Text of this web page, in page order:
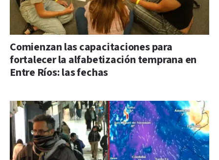
Comienzan las capacitaciones para
fortalecer la alfabetización temprana en
Entre Ríos: las fechas